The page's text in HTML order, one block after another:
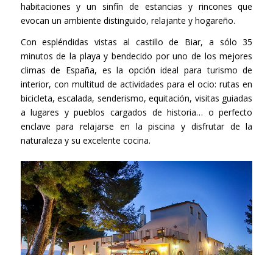
habitaciones y un sinfín de estancias y rincones que
evocan un ambiente distinguido, relajante y hogareño.
Con espléndidas vistas al castillo de Biar, a sólo 35
minutos de la playa y bendecido por uno de los mejores
climas de España, es la opción ideal para turismo de
interior, con multitud de actividades para el ocio: rutas en
bicicleta, escalada, senderismo, equitación, visitas guiadas
a lugares y pueblos cargados de historia… o perfecto
enclave para relajarse en la piscina y disfrutar de la
naturaleza y su excelente cocina.